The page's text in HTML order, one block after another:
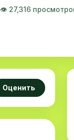
👁️ 27,316
Оценить